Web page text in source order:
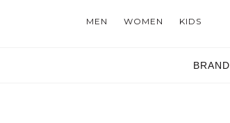
MEN WOMEN KIDS
BRAND